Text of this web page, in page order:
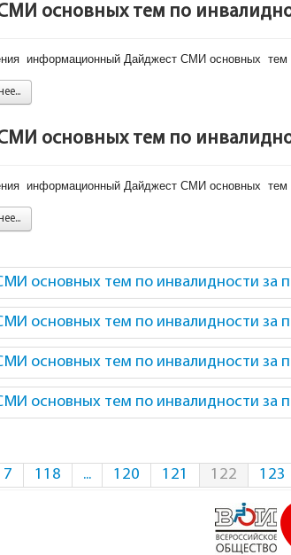
основных тем по
информационный Дайджест СМИ основных тем
основных тем по
информационный Дайджест СМИ основных тем
основных тем по инвалидности за
основных тем по инвалидности за
основных тем по инвалидности за
основных тем по инвалидности за
118 ... 120 121 122 123